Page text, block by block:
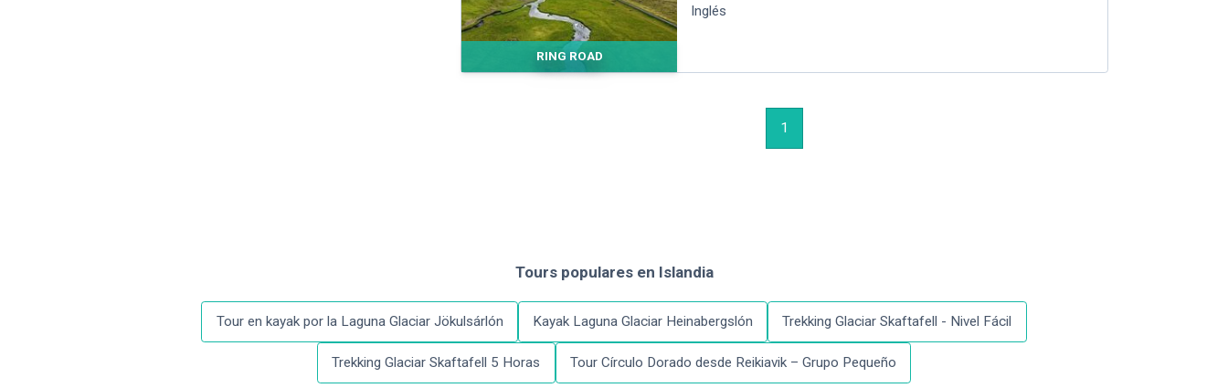
RING ROAD
Inglés
1
Tours populares en Islandia
Tour en kayak por la Laguna Glaciar Jökulsárlón Kayak Laguna Glaciar Heinabergslón Trekking Glaciar Skaftafell - Nivel Fácil
Trekking Glaciar Skaftafell 5 Horas Tour Círculo Dorado desde Reikiavik – Grupo Pequeño